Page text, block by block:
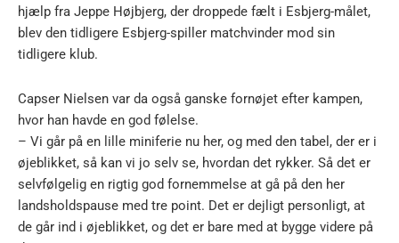
hjælp fra Jeppe Højbjerg, der droppede fælt i Esbjerg-målet,
blev den tidligere Esbjerg-spiller matchvinder mod sin
tidligere klub.
Capser Nielsen var da også ganske fornøjet efter kampen,
hvor han havde en god følelse.
– Vi går på en lille miniferie nu her, og med den tabel, der er i
øjeblikket, så kan vi jo selv se, hvordan det rykker. Så det er
selvfølgelig en rigtig god fornemmelse at gå på den her
landsholdspause med tre point. Det er dejligt personligt, at
de går ind i øjeblikket, og det er bare med at bygge videre på